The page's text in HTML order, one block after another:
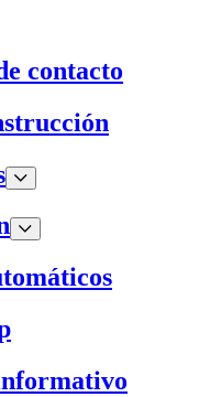
contacto